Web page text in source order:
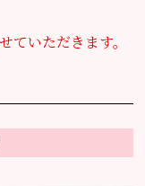
いただきます。